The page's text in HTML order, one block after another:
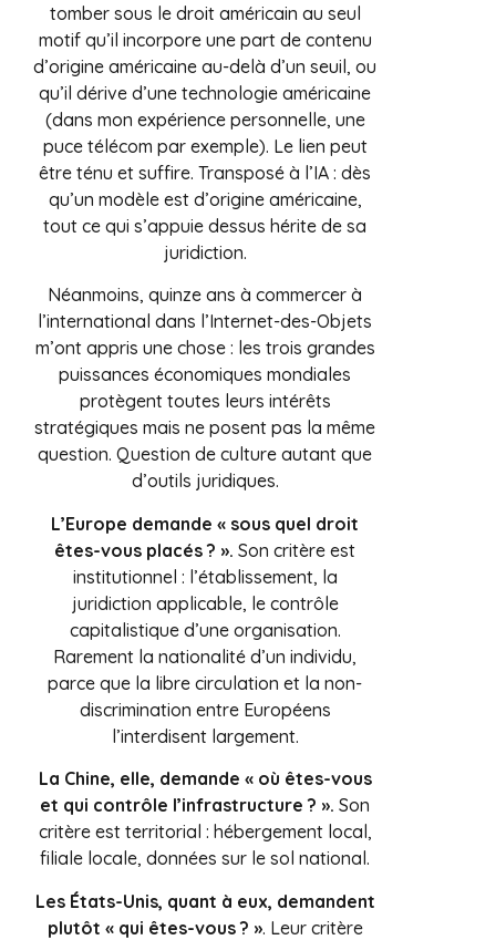
tomber sous le droit américain au seul
motif qu’il incorpore une part de contenu
d’origine américaine au-delà d’un seuil, ou
qu’il dérive d’une technologie américaine
(dans mon expérience personnelle, une
puce télécom par exemple). Le lien peut
être ténu et suffire. Transposé à l’IA : dès
qu’un modèle est d’origine américaine,
tout ce qui s’appuie dessus hérite de sa
juridiction.
Néanmoins, quinze ans à commercer à
l’international dans l’Internet-des-Objets
m’ont appris une chose : les trois grandes
puissances économiques mondiales
protègent toutes leurs intérêts
stratégiques mais ne posent pas la même
question. Question de culture autant que
d’outils juridiques.
L’Europe demande « sous quel droit
êtes-vous placés ? ». Son critère est
institutionnel : l’établissement, la
juridiction applicable, le contrôle
capitalistique d’une organisation.
Rarement la nationalité d’un individu,
parce que la libre circulation et la non-
discrimination entre Européens
l’interdisent largement.
La Chine, elle, demande « où êtes-vous
et qui contrôle l’infrastructure ? ». Son
critère est territorial : hébergement local,
filiale locale, données sur le sol national.
Les États-Unis, quant à eux, demandent
plutôt « qui êtes-vous ? ». Leur critère